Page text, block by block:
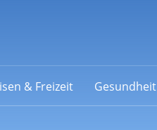
& Freizeit Gesundheit